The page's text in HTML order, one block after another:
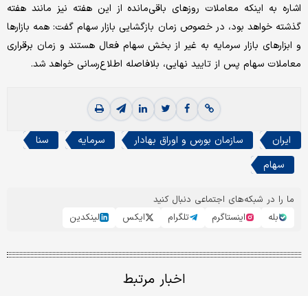
اشاره به اینکه معاملات روزهای باقی‌مانده از این هفته نیز مانند هفته‌
گذشته خواهد بود، در خصوص زمان بازگشایی بازار سهام گفت: همه بازارها
و ابزارهای بازار سرمایه به غیر از بخش سهام فعال هستند و زمان برقراری
معاملات سهام پس از تایید نهایی، بلافاصله اطلاع‌رسانی خواهد شد.
ایران سازمان بورس و اوراق بهادار سرمایه
سنا
سهام
ما را در شبکه‌های اجتماعی دنبال کنید
بله
اینستاگرم تلگرام ایکس لینکدین
اخبار مرتبط